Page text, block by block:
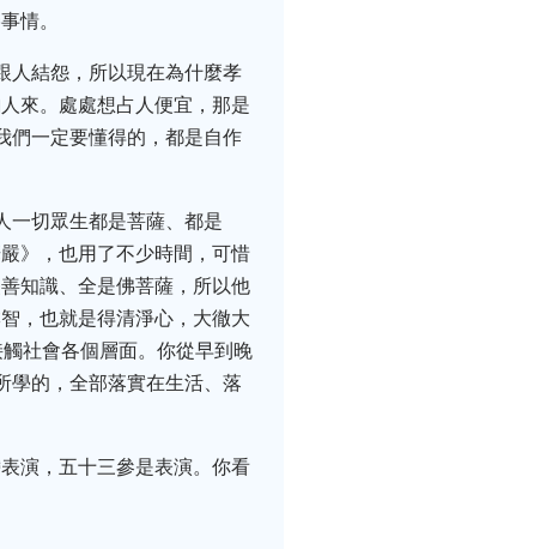
情。
人結怨，所以現在為什麼孝
來。處處想占人便宜，那是
們一定要懂得的，都是自作
一切眾生都是菩薩、都是
》，也用了不少時間，可惜
知識、全是佛菩薩，所以他
，也就是得清淨心，大徹大
社會各個層面。你從早到晚
學的，全部落實在生活、落
演，五十三參是表演。你看